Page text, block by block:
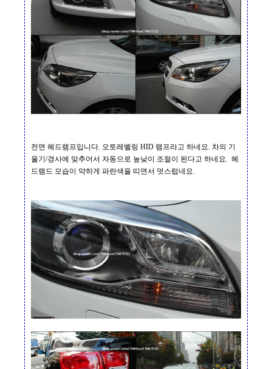
전면 헤드램프입니다. 오토레벨링 HID 램프라고 하네요. 차의 기
울기 /경사에 맞추어서 자동으로 높낮이 조절이 된다고 하네요. 헤
드램드 모습이 약하게 파란색을 띠면서 멋스럽네요.